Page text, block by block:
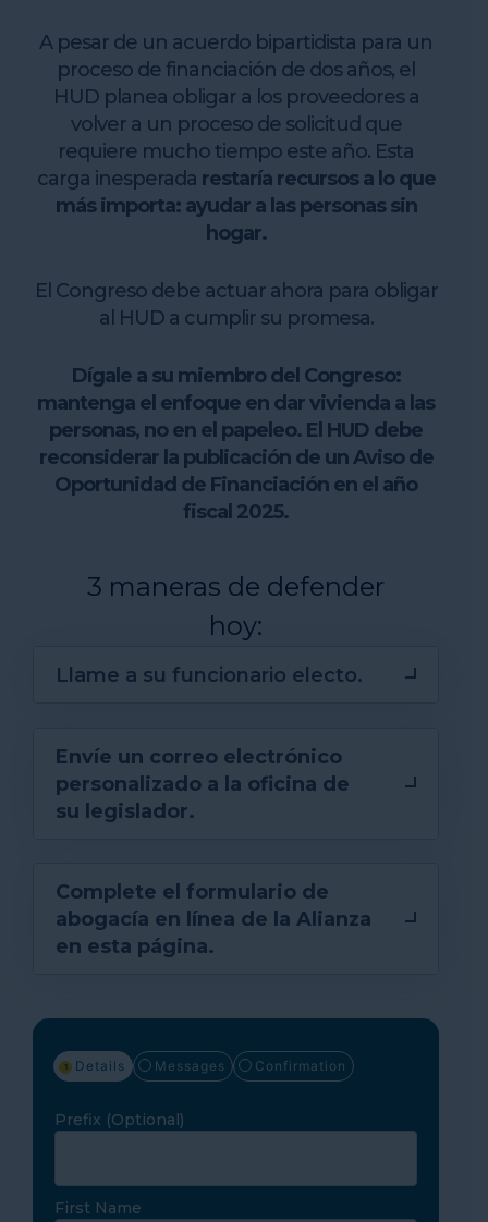
A pesar de un acuerdo bipartidista para un
proceso de financiación de dos años, el
HUD planea obligar a los proveedores a
volver a un proceso de solicitud que
requiere mucho tiempo este año. Esta
carga inesperada restaría recursos a lo que
más importa: ayudar a las personas sin
hogar.
El Congreso debe actuar ahora para obligar
al HUD a cumplir su promesa.
Dígale a su miembro del Congreso:
mantenga el enfoque en dar vivienda a las
personas, no en el papeleo. El HUD debe
reconsiderar la publicación de un Aviso de
Oportunidad de Financiación en el año
fiscal 2025.
3 maneras de defender
hoy:
Llame a su funcionario electo.
Envíe un correo electrónico
personalizado a la oficina de
su legislador.
Complete el formulario de
abogacía en línea de la Alianza
en esta página.
Details Messages Confirmation
Prefix (Optional)
First Name